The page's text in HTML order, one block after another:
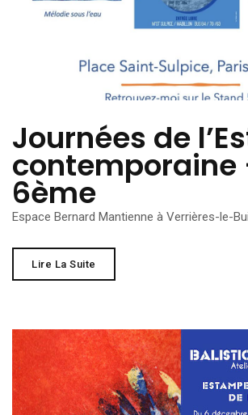
Journées de
contemporaine
6ème
Espace Bernard Mantienne à Verrières-le-
Lire La Suite